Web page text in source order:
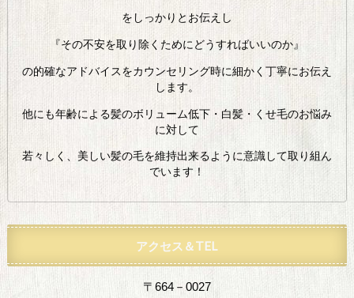
をしっかりとお伝えし
『その不安を取り除くためにどうすればいいのか』
の的確なアドバイスをカウンセリング時に細かく丁寧にお伝え
します。
他にも年齢による髪のボリューム低下・白髪・くせ毛のお悩み
に対して
若々しく、美しい髪の毛を維持出来るように意識して取り組ん
でいます！
アクセス＆TEL
〒664－0027